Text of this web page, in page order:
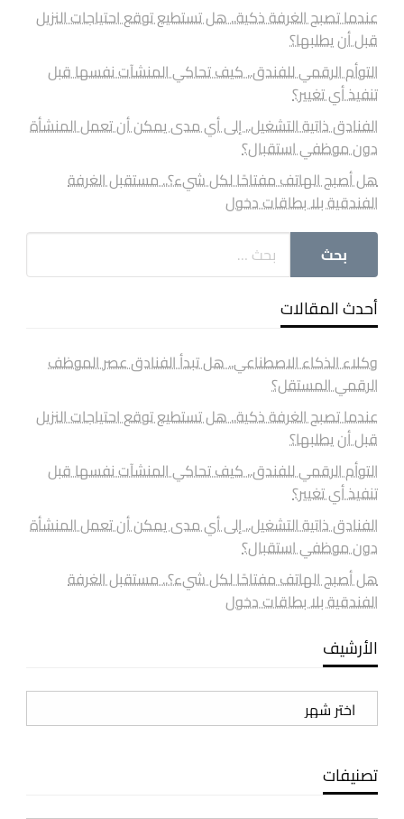
عندما تصبح الغرفة ذكية.. هل تستطيع توقع احتياجات النزيل
قبل أن يطلبها؟
التوأم الرقمي للفندق.. كيف تحاكي المنشآت نفسها قبل
تنفيذ أي تغيير؟
الفنادق ذاتية التشغيل.. إلى أي مدى يمكن أن تعمل المنشأة
دون موظفي استقبال؟
هل أصبح الهاتف مفتاحًا لكل شيء؟.. مستقبل الغرفة
الفندقية بلا بطاقات دخول
أحدث المقالات
وكلاء الذكاء الاصطناعي.. هل تبدأ الفنادق عصر الموظف
الرقمي المستقل؟
عندما تصبح الغرفة ذكية.. هل تستطيع توقع احتياجات النزيل
قبل أن يطلبها؟
التوأم الرقمي للفندق.. كيف تحاكي المنشآت نفسها قبل
تنفيذ أي تغيير؟
الفنادق ذاتية التشغيل.. إلى أي مدى يمكن أن تعمل المنشأة
دون موظفي استقبال؟
هل أصبح الهاتف مفتاحًا لكل شيء؟.. مستقبل الغرفة
الفندقية بلا بطاقات دخول
الأرشيف
الأرشيف
تصنيفات